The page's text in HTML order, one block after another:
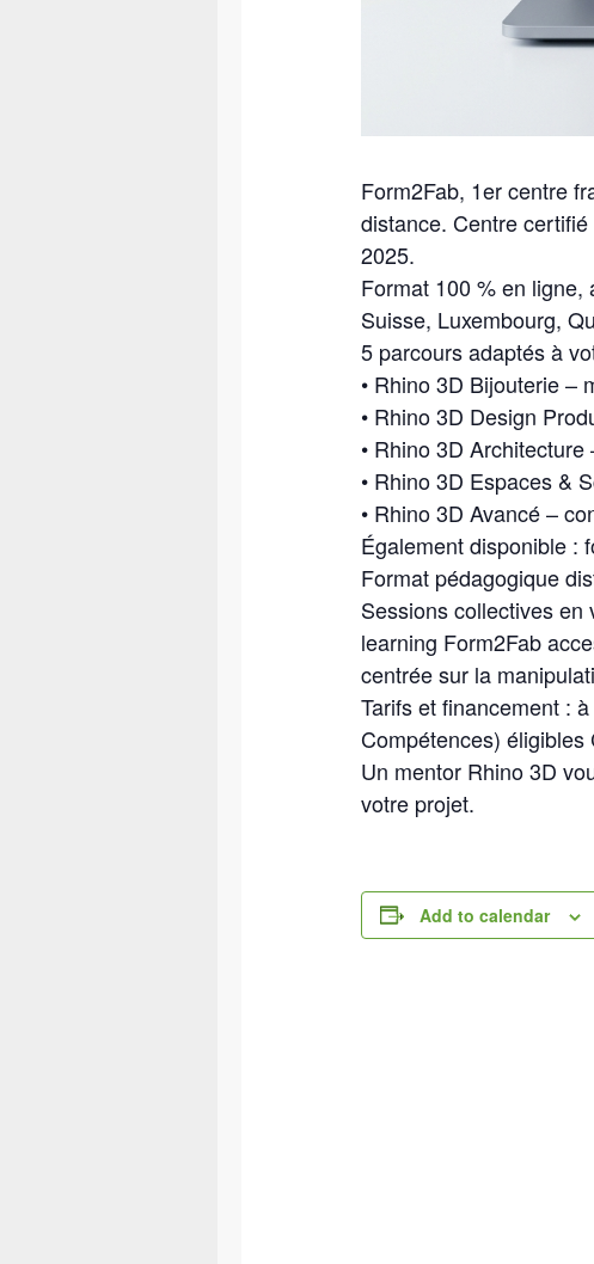
Form2Fab, 1er centre
distance. Centre
2025.
Format 100 % en ligne,
Suisse, Luxembourg,
5 parcours adaptés à
• Rhino 3D Bijouterie –
• Rhino 3D Design
• Rhino 3D
• Rhino 3D Espaces &
• Rhino 3D Avancé –
Également disponible :
Format pédagogique
Sessions collectives
learning Form2Fab
centrée sur la
Tarifs et financement :
Compétences) éligibles
Un mentor Rhino 3D
votre projet.
Add to calendar